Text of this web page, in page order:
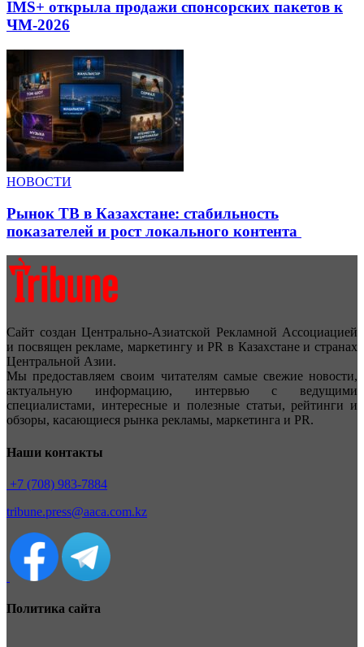
IMS+ открыла продажи спонсорских пакетов к
ЧМ-2026
НОВОСТИ
Рынок ТВ в Казахстане: стабильность
показателей и рост локального контента
Сайт создан Центрально-Азиатской Рекламной Ассоциацией
и посвящен рекламе, маркетингу и PR в Казахстане и странах
Центральной Азии.
Мы предоставляем своим читателям самые свежие новости,
актуальную информацию, интервью с ведущими
специалистами, интересные и полезные статьи, рейтинги и
обзоры, касающиеся рынка рекламы, маркетинга и PR.
Наши контакты
+7 (708) 983-7884
tribune.press@aaca.com.kz
Политика сайта